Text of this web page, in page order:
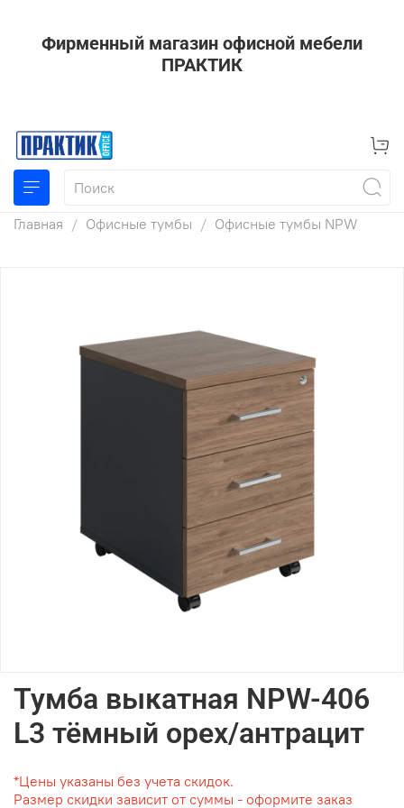
Фирменный магазин офисной мебели
ПРАКТИК
Главная Офисные тумбы Офисные тумбы NPW
Тумба выкатная NPW-406
L3 тёмный орех/антрацит
*Цены указаны без учета скидок.
Размер скидки зависит от суммы - оформите заказ